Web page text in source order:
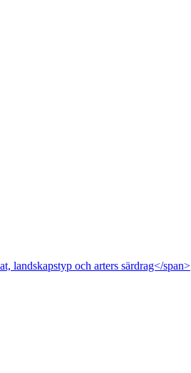
landskapstyp och arters särdrag</span>